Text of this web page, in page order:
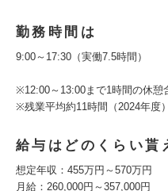
勤務時間は
9:00～17:30（実働7.5時間）
※12:00～13:00まで1時間の休憩
※残業平均約11時間（2024年度）
給与はどのくらい貰
想定年収：455万円～570万円
月給：260,000円～357,000円